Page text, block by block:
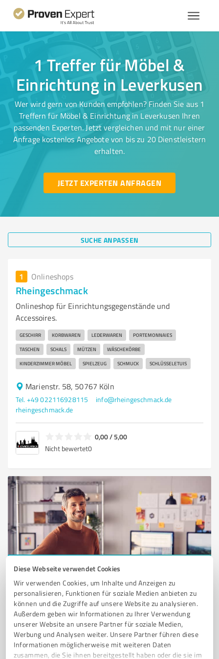
Diese Webseite verwendet Cookies
Wir verwenden Cookies, um Inhalte und Anzeigen zu
personalisieren, Funktionen für soziale Medien anbieten zu
können und die Zugriffe auf unsere Website zu analysieren.
Außerdem geben wir Informationen zu Ihrer Verwendung
unserer Website an unsere Partner für soziale Medien,
Werbung und Analysen weiter. Unsere Partner führen diese
Informationen möglicherweise mit weiteren Daten
zusammen, die Sie ihnen bereitgestellt haben oder die sie im
1 Treffer für Möbel &
Einrichtung in Leverkusen
Wer wird gern von Kunden empfohlen? Finden Sie aus 1
Treffern für Möbel & Einrichtung in Leverkusen Ihren
passenden Experten. Jetzt vergleichen und mit nur einer
Anfrage kostenlos Angebote von bis zu 20 Dienstleistern
erhalten.
JETZT EXPERTEN ANFRAGEN
SUCHE ANPASSEN
1 Onlineshops
Rheingeschmack
Onlineshop für Einrichtungsgegenstände und
Accessoires.
GESCHIRR KORBWAREN LEDERWAREN PORTEMONNAIES
TASCHEN SCHALS MÜTZEN WÄSCHEKÖRBE
KINDERZIMMER MÖBEL SPIELZEUG SCHMUCK SCHLÜSSELETUIS
Marienstr. 58, 50767 Köln
Tel. +49 022116928115
info@rheingeschmack.de
rheingeschmack.de
0,00 / 5,00
Nicht bewertet0
Sie möchten auch hier gelistet werden?
Registrieren Sie sich jetzt und werden Sie ein von
Kunden empfohlener ProvenExpert!
1